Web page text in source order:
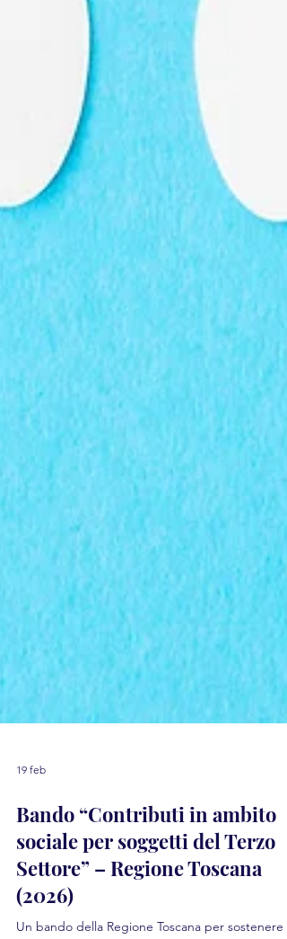
19 feb
Bando “Contributi in ambito
sociale per soggetti del Terzo
Settore” – Regione Toscana